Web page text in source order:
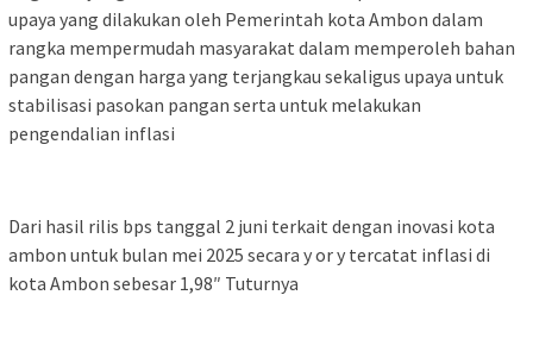
upaya yang dilakukan oleh Pemerintah kota Ambon dalam
rangka mempermudah masyarakat dalam memperoleh bahan
pangan dengan harga yang terjangkau sekaligus upaya untuk
stabilisasi pasokan pangan serta untuk melakukan
pengendalian inflasi
Dari hasil rilis bps tanggal 2 juni terkait dengan inovasi kota
ambon untuk bulan mei 2025 secara y or y tercatat inflasi di
kota Ambon sebesar 1,98″ Tuturnya